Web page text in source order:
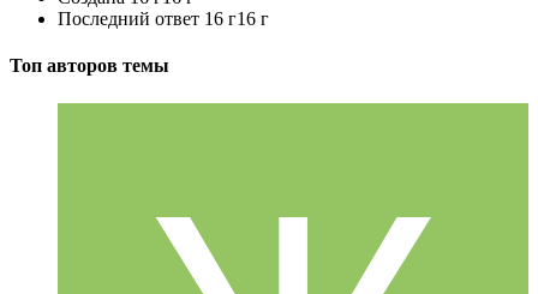
Последний ответ 16 г16 г
Топ авторов темы